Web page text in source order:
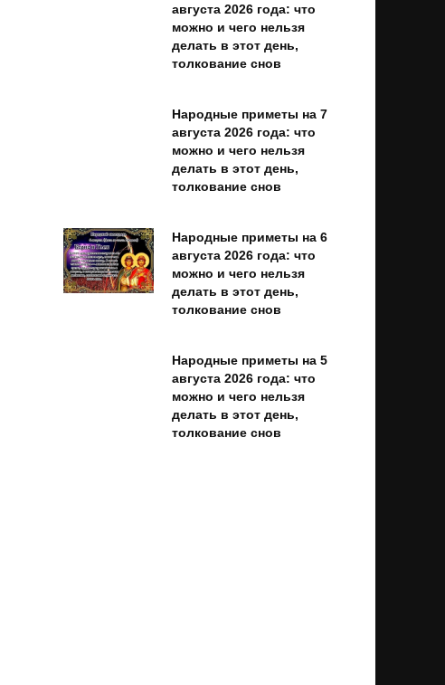
августа 2026 года: что
можно и чего нельзя
делать в этот день,
толкование снов
Народные приметы на 7
августа 2026 года: что
можно и чего нельзя
делать в этот день,
толкование снов
Народные приметы на 6
августа 2026 года: что
можно и чего нельзя
делать в этот день,
толкование снов
Народные приметы на 5
августа 2026 года: что
можно и чего нельзя
делать в этот день,
толкование снов